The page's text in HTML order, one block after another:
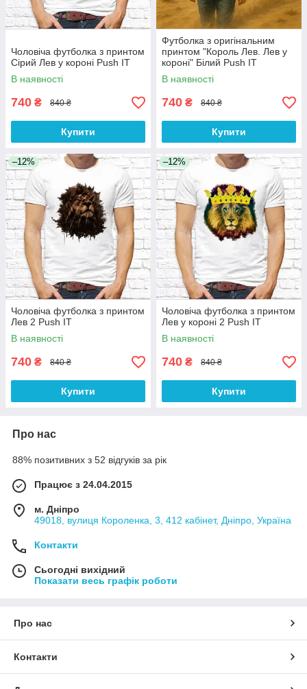
Чоловіча футболка з принтом
Сірий Лев у короні Push IT
В наявності
740 ₴ 840 ₴
Купити
Футболка з оригінальним
принтом "Король Лев. Лев у
короні" Білий Push IT
В наявності
740 ₴ 840 ₴
Купити
–12%
Чоловіча футболка з принтом
Лев 2 Push IT
В наявності
740 ₴ 840 ₴
Купити
–12%
Чоловіча футболка з принтом
Лев у короні 2 Push IT
В наявності
740 ₴ 840 ₴
Купити
Про нас
88% позитивних з 52 відгуків за рік
Працює з 24.04.2015
м. Дніпро
49018, вулиця Короленка, 3, 412 кабінет, Дніпро, Україна
Контакти
Сьогодні вихідний
Показати весь графік роботи
Про нас
Контакти